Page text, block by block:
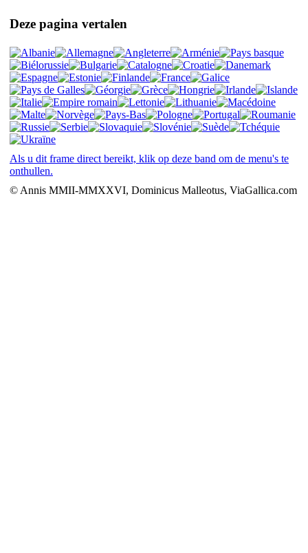
Deze pagina vertalen
Als u dit frame direct bereikt, klik op deze band om de menu's te
onthullen.
© Annis MMII-MMXXVI, Dominicus Malleotus, ViaGallica.com